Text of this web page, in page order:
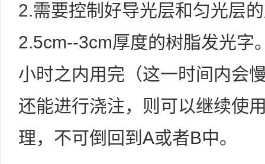
2.需要控制好导光层和匀光层
2.5cm--3cm厚度的树脂发光字
小时之内用完（这一时间内会
还能进行浇注，则可以继续使
理，不可倒回到A或者B中。